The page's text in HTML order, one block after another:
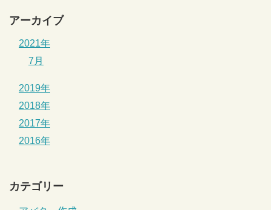
アーカイブ
2021年
7月
2019年
2018年
2017年
2016年
カテゴリー